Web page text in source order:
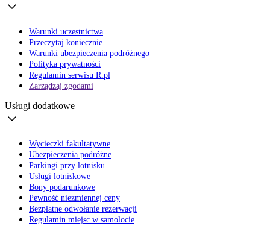
Warunki uczestnictwa
Przeczytaj koniecznie
Warunki ubezpieczenia podróżnego
Polityka prywatności
Regulamin serwisu R.pl
Zarządzaj zgodami
Usługi dodatkowe
Wycieczki fakultatywne
Ubezpieczenia podróżne
Parkingi przy lotnisku
Usługi lotniskowe
Bony podarunkowe
Pewność niezmiennej ceny
Bezpłatne odwołanie rezerwacji
Regulamin miejsc w samolocie